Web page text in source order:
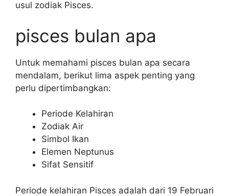
usul zodiak Pisces.
pisces bulan apa
Untuk memahami pisces bulan apa secara
mendalam, berikut lima aspek penting yang
perlu dipertimbangkan:
Periode Kelahiran
Zodiak Air
Simbol Ikan
Elemen Neptunus
Sifat Sensitif
Periode kelahiran Pisces adalah dari 19 Februari